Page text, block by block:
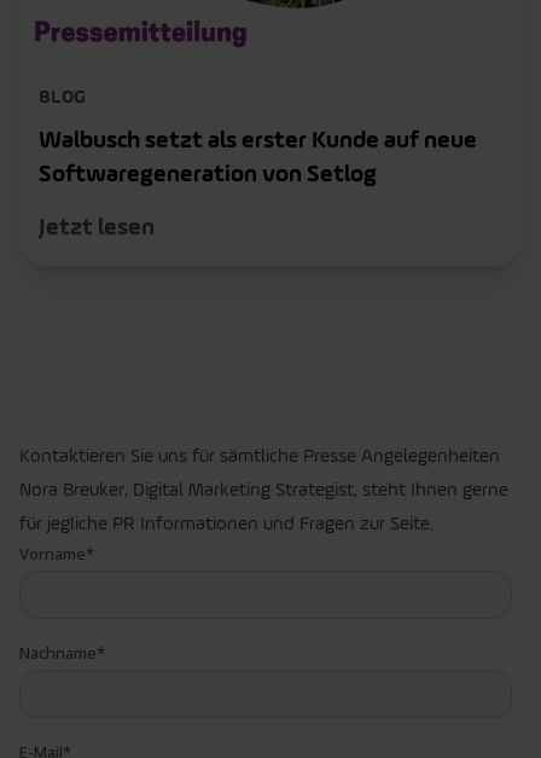
BLOG
Walbusch setzt als erster Kunde auf neue
Softwaregeneration von Setlog
Jetzt lesen
Kontaktieren Sie uns für sämtliche Presse Angelegenheiten
Nora Breuker, Digital Marketing Strategist, steht Ihnen gerne
für jegliche PR Informationen und Fragen zur Seite.